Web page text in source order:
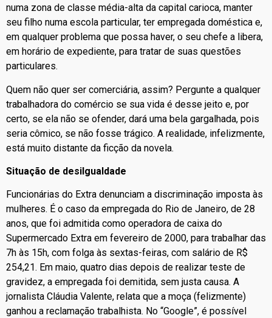
numa zona de classe média-alta da capital carioca, manter
seu filho numa escola particular, ter empregada doméstica e,
em qualquer problema que possa haver, o seu chefe a libera,
em horário de expediente, para tratar de suas questões
particulares.
Quem não quer ser comerciária, assim? Pergunte a qualquer
trabalhadora do comércio se sua vida é desse jeito e, por
certo, se ela não se ofender, dará uma bela gargalhada, pois
seria cômico, se não fosse trágico. A realidade, infelizmente,
está muito distante da ficção da novela.
Situação de desilgualdade
Funcionárias do Extra denunciam a discriminação imposta às
mulheres. É o caso da empregada do Rio de Janeiro, de 28
anos, que foi admitida como operadora de caixa do
Supermercado Extra em fevereiro de 2000, para trabalhar das
7h às 15h, com folga às sextas-feiras, com salário de R$
254,21. Em maio, quatro dias depois de realizar teste de
gravidez, a empregada foi demitida, sem justa causa. A
jornalista Cláudia Valente, relata que a moça (felizmente)
ganhou a reclamação trabalhista. No “Google”, é possível